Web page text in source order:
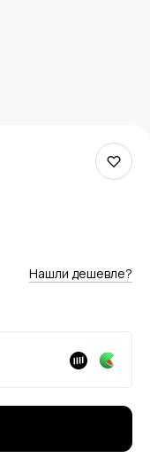
Нашли дешевле?